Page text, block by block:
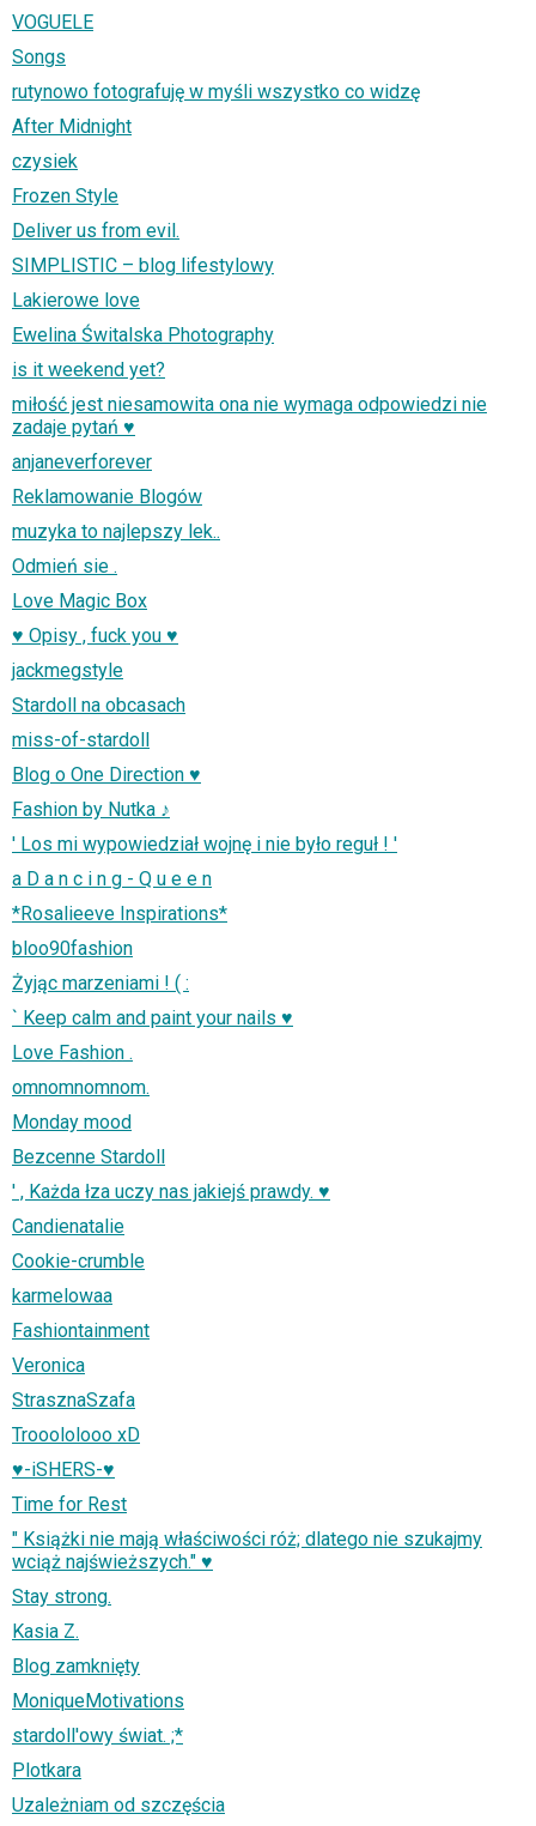
VOGUELE
Songs
rutynowo fotografuję w myśli wszystko co widzę
After Midnight
czysiek
Frozen Style
Deliver us from evil.
SIMPLISTIC – blog lifestylowy
Lakierowe love
Ewelina Świtalska Photography
is it weekend yet?
miłość jest niesamowita ona nie wymaga odpowiedzi nie
zadaje pytań ♥
anjaneverforever
Reklamowanie Blogów
muzyka to najlepszy lek..
Odmień sie .
Love Magic Box
♥ Opisy , fuck you ♥
jackmegstyle
Stardoll na obcasach
miss-of-stardoll
Blog o One Direction ♥
Fashion by Nutka ♪
' Los mi wypowiedział wojnę i nie było reguł ! '
a D a n c i n g - Q u e e n
*Rosalieeve Inspirations*
bloo90fashion
Żyjąc marzeniami ! ( :
` Keep calm and paint your nails ♥
Love Fashion .
omnomnomnom.
Monday mood
Bezcenne Stardoll
' , Każda łza uczy nas jakiejś prawdy. ♥
Candienatalie
Cookie-crumble
karmelowaa
Fashiontainment
Veronica
StrasznaSzafa
Trooololooo xD
♥-iSHERS-♥
Time for Rest
" Książki nie mają właściwości róż; dlatego nie szukajmy
wciąż najświeższych." ♥
Stay strong.
Kasia Z.
Blog zamknięty
MoniqueMotivations
stardoll'owy świat. ;*
Plotkara
Uzależniam od szczęścia